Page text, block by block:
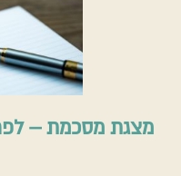
מצגת מסכמת –